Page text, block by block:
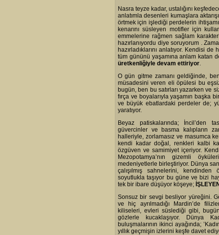
Nasra teyze kadar, ustalığını
anlatımla desenleri kumaşlara
örtmek için işlediği perdelerin
kenarını süsleyen motifler için
emmelerine rağmen sağlam
hazırlanıyordu diye soruyorum .
hazırladıklarını anlatıyor. Kendisi
tüm gününü yaşamına anlam katan
üretkenliğiyle devam ettiriyor.
O gün gitme zamanı geldiğinde,
müsadesini veren eli öpülesi bu
bugün, ben bu satırları yazarken ve
fırça ve boyalarıyla yaşamın başka
ve büyük ebatlardaki perdeler de;
yaratıyor.
Beyaz patiskalarında; İncil’den
güvercinler ve basma kalıpların
halleriyle, zorlamasız ve masumca
kendi kadar doğal, renkleri kalbi
özgüven ve samimiyet içeriyor.
Mezopotamya’nın gizemli
medeniyetlerle birleştiriyor. Dünya
çalışılmış sahnelerini,
soyutlukla taşıyor bu güne ve bizi
tek bir ibare düşüyor köşeye;
Sonsuz bir sevgi besliyor yüreğini.
ve hiç ayrılmadığı Mardin’de
kiliseleri, evleri süslediği gibi,
gözlerle kucaklaşıyor. Dünya
buluşmalarının ikinci ayağında;
yıllık geçmişin izlerini keşfe davet